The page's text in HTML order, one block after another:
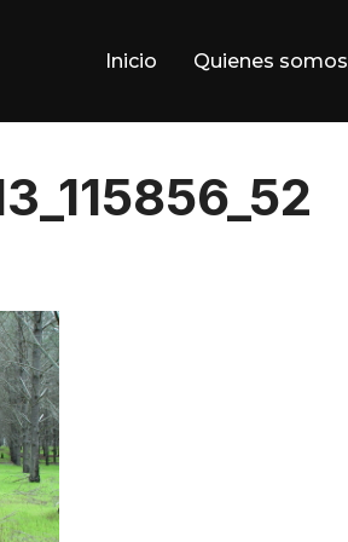
Inicio Quienes somos